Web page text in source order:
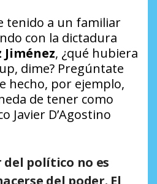
tenido a un familiar
con la dictadura
Jiménez, ¿qué hubiera
dime? Pregúntate
hecho, por ejemplo,
de tener como
Javier D’Agostino
del político no es
del poder. El